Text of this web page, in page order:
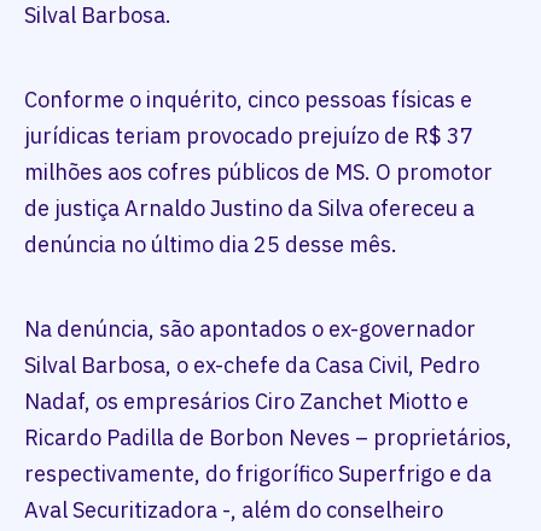
Silval Barbosa.
Conforme o inquérito, cinco pessoas físicas e
jurídicas teriam provocado prejuízo de R$ 37
milhões aos cofres públicos de MS. O promotor
de justiça Arnaldo Justino da Silva ofereceu a
denúncia no último dia 25 desse mês.
Na denúncia, são apontados o ex-governador
Silval Barbosa, o ex-chefe da Casa Civil, Pedro
Nadaf, os empresários Ciro Zanchet Miotto e
Ricardo Padilla de Borbon Neves – proprietários,
respectivamente, do frigorífico Superfrigo e da
Aval Securitizadora -, além do conselheiro